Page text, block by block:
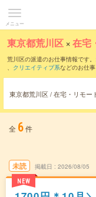
メニュー
東京都荒川区 ×在宅
荒川区の派遣のお仕事情報です。
、 クリエイティブ系などのお仕
東京都荒川区 / 在宅・リモー
全 6件
未読
NEW
掲載日 2026/08/05